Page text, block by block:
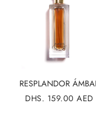
RESPLANDOR
PRECIO
DHS. 159.00 AED